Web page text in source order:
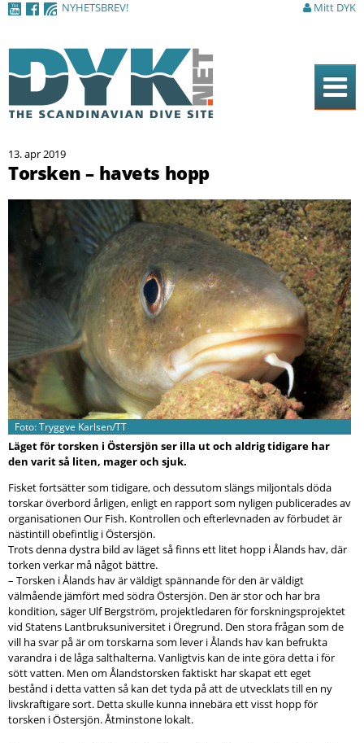
NYHETSBREV! Mitt DYK
Hem
Tidningen
Artiklar
DYK Guiden
Shop
Kontakt
Sök
13. apr 2019
Torsken – havets hopp
Foto: Tryggve Karlsen/TT
Läget för torsken i Östersjön ser illa ut och aldrig tidigare har
den varit så liten, mager och sjuk.
Fisket fortsätter som tidigare, och dessutom slängs miljontals döda
torskar överbord årligen, enligt en rapport som nyligen publicerades av
organisationen Our Fish. Kontrollen och efterlevnaden av förbudet är
nästintill obefintlig i Östersjön.
Trots denna dystra bild av läget så finns ett litet hopp i Ålands hav, där
torken verkar må något bättre.
– Torsken i Ålands hav är väldigt spännande för den är väldigt
välmående jämfört med södra Östersjön. Den är stor och har bra
kondition, säger Ulf Bergström, projektledaren för forskningsprojektet
vid Statens Lantbruksuniversitet i Öregrund. Den stora frågan som de
vill ha svar på är om torskarna som lever i Ålands hav kan befrukta
varandra i de låga salthalterna. Vanligtvis kan de inte göra detta i för
sött vatten. Men om Ålandstorsken faktiskt har skapat ett eget
bestånd i detta vatten så kan det tyda på att de utvecklats till en ny
livskraftigare sort. Detta skulle kunna innebära ett visst hopp för
torsken i Östersjön. Åtminstone lokalt.